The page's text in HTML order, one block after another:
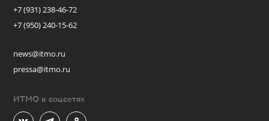
+7 (931) 238-46-72
+7 (950) 240-15-62
news@itmo.ru
pressa@itmo.ru
ИТМО в соцсетях